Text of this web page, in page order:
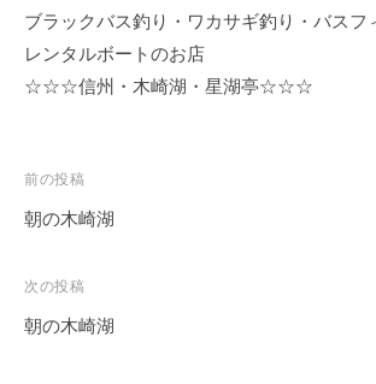
ブラックバス釣り・ワカサギ釣り・バスフ
レンタルボートのお店
☆☆☆信州・木崎湖・星湖亭☆☆☆
投
稿
ビ
ゲ
前の投稿
朝の木崎湖
次の投稿
朝の木崎湖